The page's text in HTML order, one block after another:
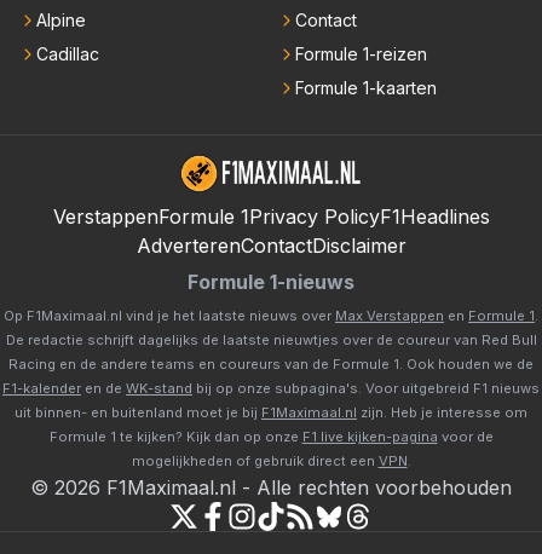
Alpine
Cadillac
Contact
Formule 1-reizen
Formule 1-kaarten
VerstappenFormule 1Privacy PolicyF1Headlines
AdverterenContactDisclaimer
Formule 1-nieuws
Op F1Maximaal.nl vind je het laatste nieuws over Max Verstappen en Formule 1.
De redactie schrijft dagelijks de laatste nieuwtjes over de coureur van Red Bull
Racing en de andere teams en coureurs van de Formule 1. Ook houden we de
F1-kalender en de WK-stand bij op onze subpagina's. Voor uitgebreid F1 nieuws
uit binnen- en buitenland moet je bij F1Maximaal.nl zijn. Heb je interesse om
Formule 1 te kijken? Kijk dan op onze F1 live kijken-pagina voor de
mogelijkheden of gebruik direct een VPN.
© 2026 F1Maximaal.nl - Alle rechten voorbehouden